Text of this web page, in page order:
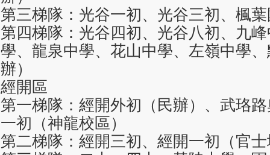
第三梯隊：光谷一初、光谷三初、楓
第四梯隊：光谷四初、光谷八初、九
學、龍泉中學、花山中學、左嶺中學
辦）
經開區
第一梯隊：經開外初（民辦）、武珞
一初（神龍校區）
第二梯隊：經開三初、經開一初（官